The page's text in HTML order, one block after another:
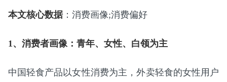
本文核心数据：消费画像;消费偏好
1、消费者画像：青年、女性、白领为主
中国轻食产品以女性消费为主，外卖轻食的女性用户